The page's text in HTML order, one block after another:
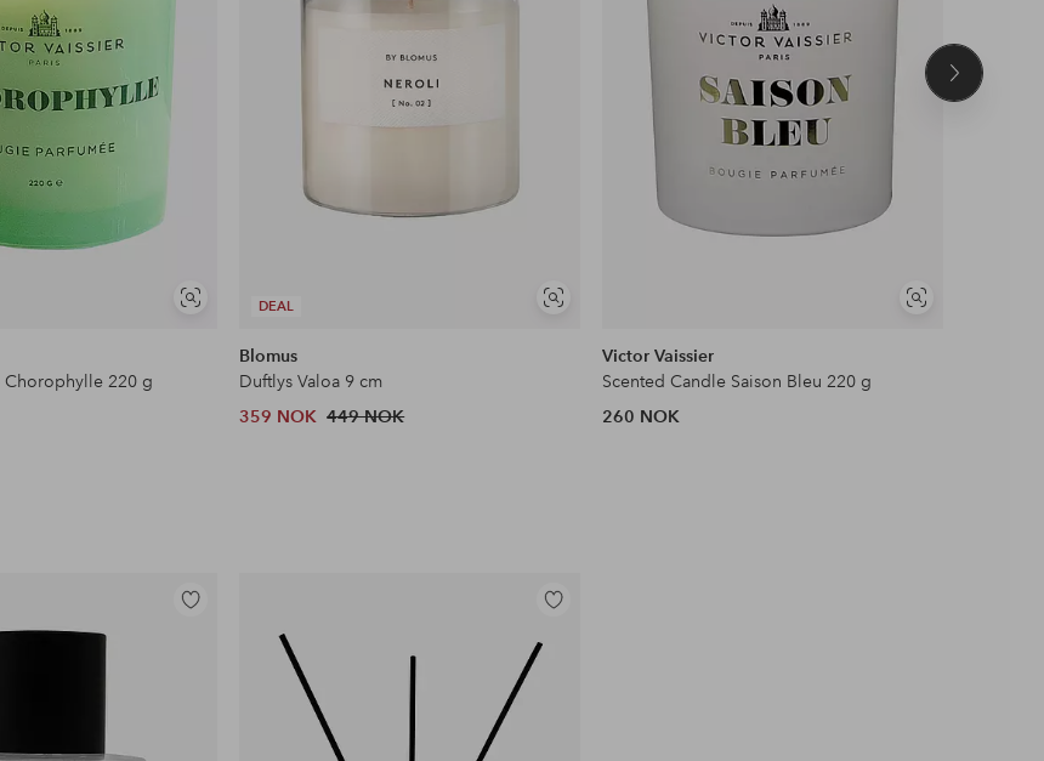
Vis
Chorophylle 220 g
DEAL
Vis
Blomus
Duftlys Valoa 9 cm
359 NOK 449 NOK
Vis
Victor Vaissier
Scented Candle Saison Bleu 220 g
260 NOK
Neste
Legg
Legg
favoritter